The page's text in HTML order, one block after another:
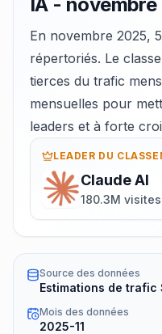
En novembre 2025,
répertoriés. Le
tierces du trafic
mensuelles pour
leaders et à forte
LEADER DU
Claude AI
180.3M visites
Source des données
Estimations de trafic
Mois des données
2025-11